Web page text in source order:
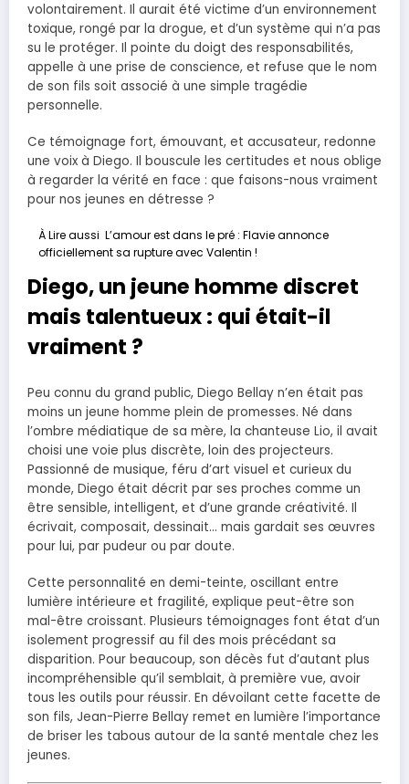
volontairement. Il aurait été victime d’un environnement
toxique, rongé par la drogue, et d’un système qui n’a pas
su le protéger. Il pointe du doigt des responsabilités,
appelle à une prise de conscience, et refuse que le nom
de son fils soit associé à une simple tragédie
personnelle.
Ce témoignage fort, émouvant, et accusateur, redonne
une voix à Diego. Il bouscule les certitudes et nous oblige
à regarder la vérité en face : que faisons-nous vraiment
pour nos jeunes en détresse ?
À Lire aussi L’amour est dans le pré : Flavie annonce
officiellement sa rupture avec Valentin !
Diego, un jeune homme discret
mais talentueux : qui était-il
vraiment ?
Peu connu du grand public, Diego Bellay n’en était pas
moins un jeune homme plein de promesses. Né dans
l’ombre médiatique de sa mère, la chanteuse Lio, il avait
choisi une voie plus discrète, loin des projecteurs.
Passionné de musique, féru d’art visuel et curieux du
monde, Diego était décrit par ses proches comme un
être sensible, intelligent, et d’une grande créativité. Il
écrivait, composait, dessinait… mais gardait ses œuvres
pour lui, par pudeur ou par doute.
Cette personnalité en demi-teinte, oscillant entre
lumière intérieure et fragilité, explique peut-être son
mal-être croissant. Plusieurs témoignages font état d’un
isolement progressif au fil des mois précédant sa
disparition. Pour beaucoup, son décès fut d’autant plus
incompréhensible qu’il semblait, à première vue, avoir
tous les outils pour réussir. En dévoilant cette facette de
son fils, Jean-Pierre Bellay remet en lumière l’importance
de briser les tabous autour de la santé mentale chez les
jeunes.